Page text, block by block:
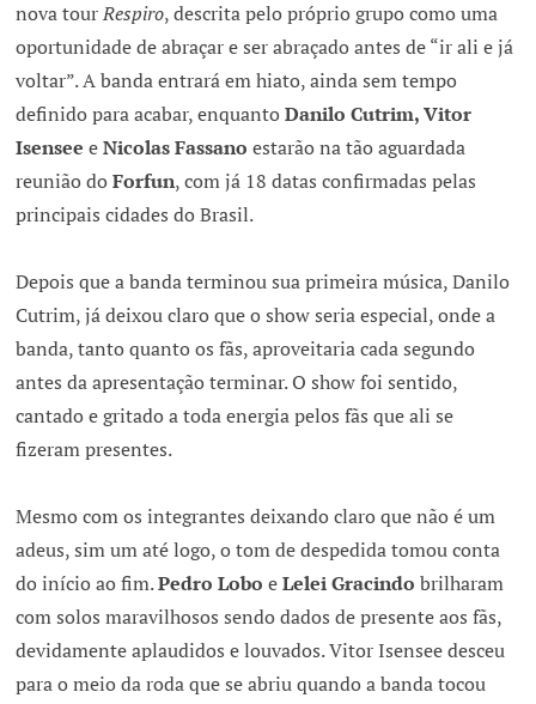
nova tourRespiro, descrita pelo próprio grupo como uma
oportunidade de abraçar e ser abraçado antes de “ir ali e já
voltar”. A banda entrará em hiato, ainda sem tempo
definido para acabar, enquantoDanilo Cutrim, Vitor
Isensee eNicolas Fassano estarão na tão aguardada
reunião doForfun, com já 18 datas confirmadas pelas
principais cidades do Brasil.
Depois que a banda terminou sua primeira música, Danilo
Cutrim, já deixou claro que o show seria especial, onde a
banda, tanto quanto os fãs, aproveitaria cada segundo
antes da apresentação terminar. O show foi sentido,
cantado e gritado a toda energia pelos fãs que ali se
fizeram presentes.
Mesmo com os integrantes deixando claro que não é um
adeus, sim um até logo, o tom de despedida tomou conta
do início ao fim.Pedro Lobo eLelei Gracindo brilharam
com solos maravilhosos sendo dados de presente aos fãs,
devidamente aplaudidos e louvados. Vitor Isenseedesceu
para o meio da roda que se abriu quando a banda tocou